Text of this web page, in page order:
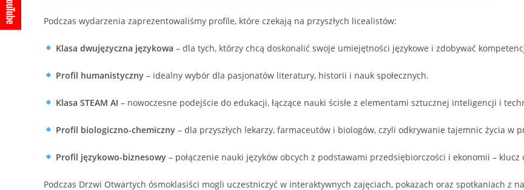
Podczas wydarzenia zaprezentowaliśmy profile, które czekają na przyszłych licealistów:
Klasa dwujęzyczna językowa – dla tych, którzy chcą doskonalić swoje umiejętności językowe i zdobywać
Profil humanistyczny– idealny wybór dla pasjonatów literatury, historii i nauk społecznych.
Klasa STEAM AI – nowoczesne podejście do edukacji, łączące nauki ścisłe z elementami sztucznej inteligencji i
Profil biologiczno-chemiczny– dla przyszłych lekarzy, farmaceutów i biologów, czyli odkrywanie tajemnic życia w
Profil językowo-biznesowy– połączenie nauki języków obcych z podstawami przedsiębiorczości i ekonomii –
Podczas Drzwi Otwartych ósmoklasiści mogli uczestniczyć w interaktywnych zajęciach, pokazach oraz spotkaniach z